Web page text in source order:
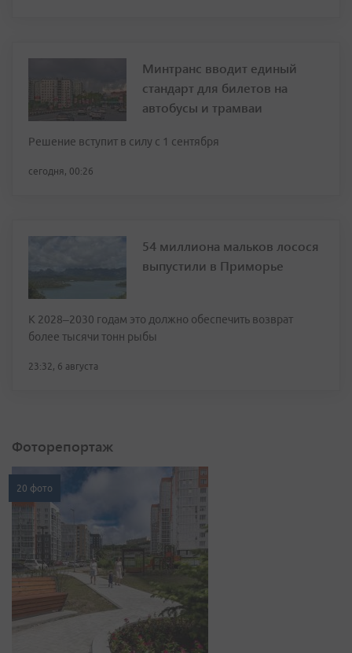
Минтранс вводит единый
стандарт для билетов на
автобусы и трамваи
Решение вступит в силу с 1 сентября
сегодня, 00:26
54 миллиона мальков лосося
выпустили в Приморье
К 2028–2030 годам это должно обеспечить возврат
более тысячи тонн рыбы
23:32, 6 августа
Фоторепортаж
20 фото